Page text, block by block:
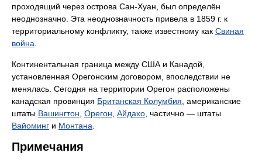
проходящий через острова Сан-Хуан, был определён
неоднозначно. Эта неоднозначность привела в 1859 г. к
территориальному конфликту, также известному как Свиная
война
Континентальная граница между США и Канадой,
установленная Орегонским договором, впоследствии не
менялась. Сегодня на территории Орегон расположены
канадская провинция Британская Колумбия , американские
штаты Вашингтон Орегон Айдахо , частично — штаты
Вайоминг и Монтана
Примечания